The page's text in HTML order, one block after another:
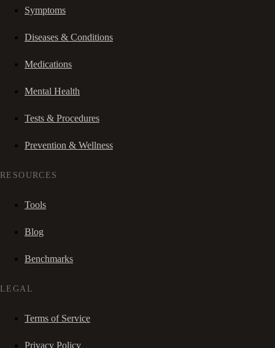
Symptoms
Diseases & Conditions
Medications
Mental Health
Tests & Procedures
Prevention & Wellness
RESOURCES
Tools
Blog
Benchmarks
LEGAL
Terms of Service
Privacy Policy